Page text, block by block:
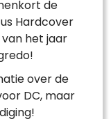
de
Hardcover
het jaar
over de
DC, maar